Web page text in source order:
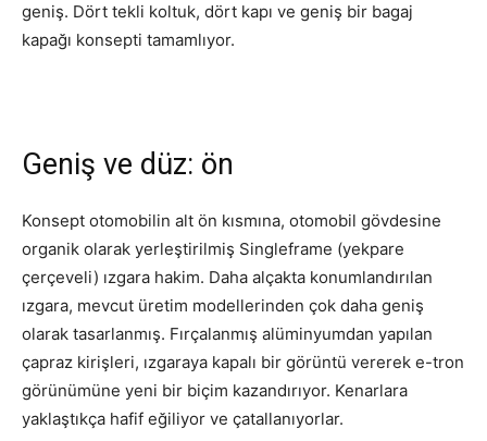
geniş. Dört tekli koltuk, dört kapı ve geniş bir bagaj
kapağı konsepti tamamlıyor.
Geniş ve düz: ön
Konsept otomobilin alt ön kısmına, otomobil gövdesine
organik olarak yerleştirilmiş Singleframe (yekpare
çerçeveli) ızgara hakim. Daha alçakta konumlandırılan
ızgara, mevcut üretim modellerinden çok daha geniş
olarak tasarlanmış. Fırçalanmış alüminyumdan yapılan
çapraz kirişleri, ızgaraya kapalı bir görüntü vererek e-tron
görünümüne yeni bir biçim kazandırıyor. Kenarlara
yaklaştıkça hafif eğiliyor ve çatallanıyorlar.